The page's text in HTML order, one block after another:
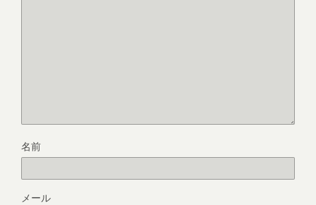
名前
メール